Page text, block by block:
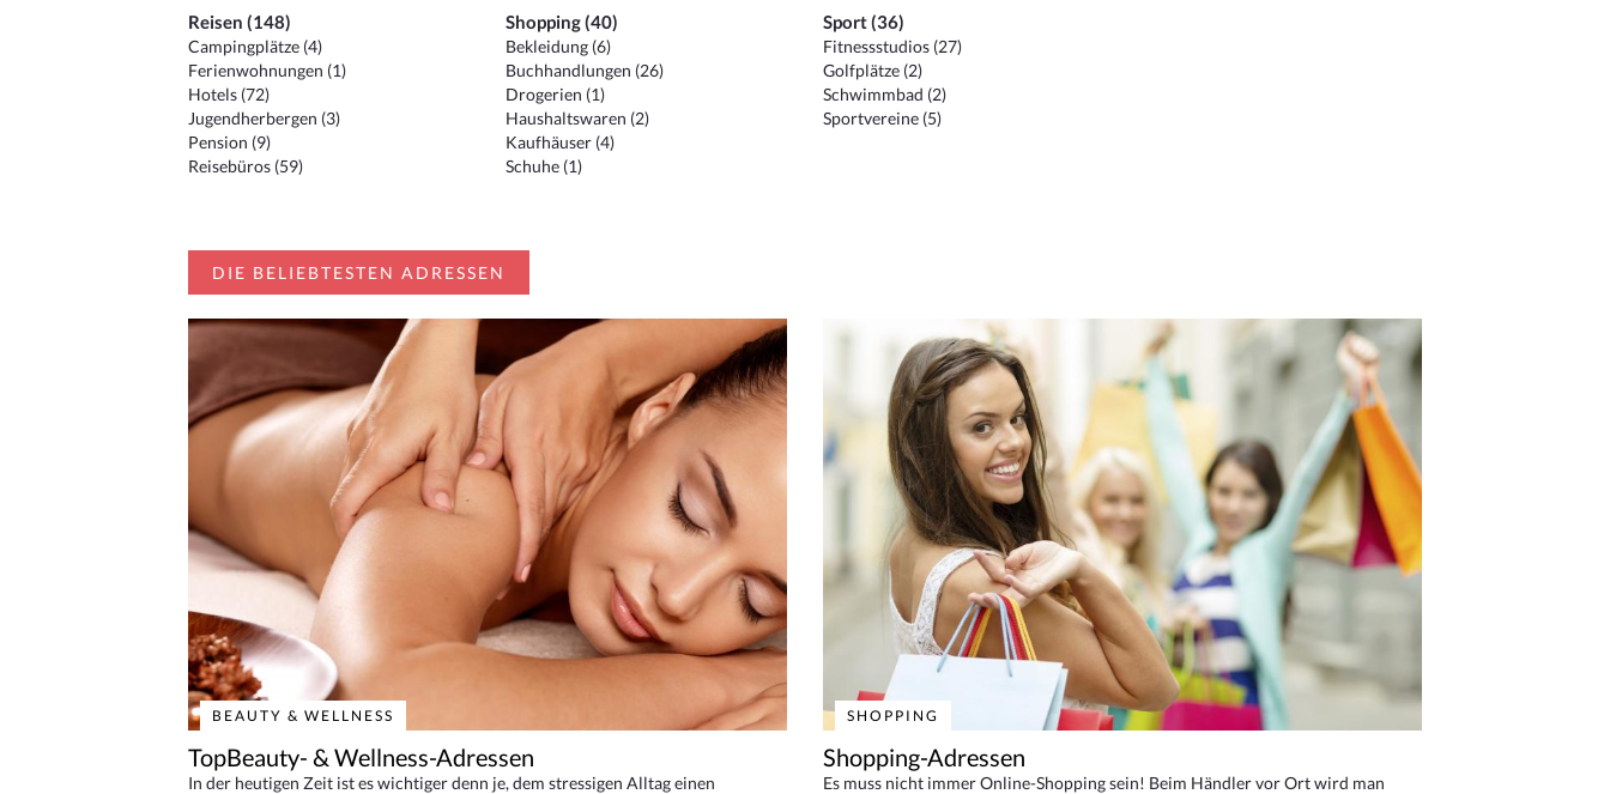
Reisen (148)
Campingplätze (4)
Ferienwohnungen (1)
Hotels (72)
Jugendherbergen (3)
Pension (9)
Reisebüros (59)
Shopping (40)
Bekleidung (6)
Buchhandlungen (26)
Drogerien (1)
Haushaltswaren (2)
Kaufhäuser (4)
Schuhe (1)
Sport (36)
Fitnessstudios (27)
Golfplätze (2)
Schwimmbad (2)
Sportvereine (5)
DIE BELIEBTESTEN ADRESSEN
BEAUTY & WELLNESS
TopBeauty- & Wellness-Adressen
In der heutigen Zeit ist es wichtiger denn je, dem stressigen Alltag einen
SHOPPING
Shopping-Adressen
Es muss nicht immer Online-Shopping sein! Beim Händler vor Ort wird man